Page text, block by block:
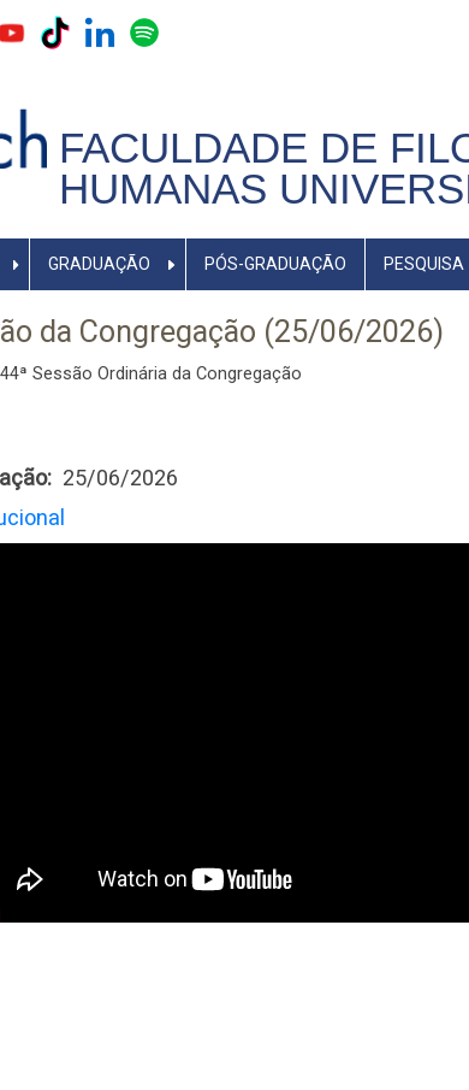
FACULDADE DE
HUMANAS
GRADUAÇÃO PÓS-GRADUAÇÃO PESQUISA
da Congregação (25/06/2026)
Sessão Ordinária da Congregação
25/06/2026